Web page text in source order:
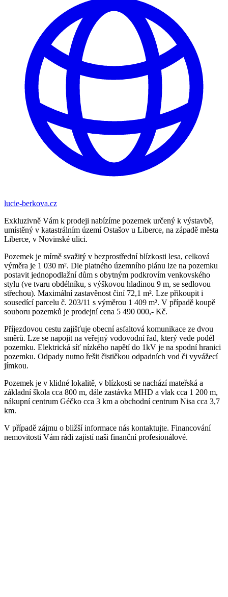
lucie-berkova.cz
Exkluzivně Vám k prodeji nabízíme pozemek určený k výstavbě,
umístěný v katastrálním území Ostašov u Liberce, na západě města
Liberce, v Novinské ulici.
Pozemek je mírně svažitý v bezprostřední blízkosti lesa, celková
výměra je 1 030 m². Dle platného územního plánu lze na pozemku
postavit jednopodlažní dům s obytným podkrovím venkovského
stylu (ve tvaru obdélníku, s výškovou hladinou 9 m, se sedlovou
střechou). Maximální zastavěnost činí 72,1 m². Lze přikoupit i
sousedící parcelu č. 203/11 s výměrou 1 409 m². V případě koupě
souboru pozemků je prodejní cena 5 490 000,- Kč.
Příjezdovou cestu zajišťuje obecní asfaltová komunikace ze dvou
směrů. Lze se napojit na veřejný vodovodní řad, který vede podél
pozemku. Elektrická síť nízkého napětí do 1kV je na spodní hranici
pozemku. Odpady nutno řešit čističkou odpadních vod či vyvážecí
jímkou.
Pozemek je v klidné lokalitě, v blízkosti se nachází mateřská a
základní škola cca 800 m, dále zastávka MHD a vlak cca 1 200 m,
nákupní centrum Géčko cca 3 km a obchodní centrum Nisa cca 3,7
km.
V případě zájmu o bližší informace nás kontaktujte. Financování
nemovitosti Vám rádi zajistí naši finanční profesionálové.